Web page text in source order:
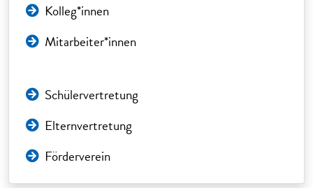
Kolleg*innen
Mitarbeiter*innen
Schülervertretung
Elternvertretung
Förderverein